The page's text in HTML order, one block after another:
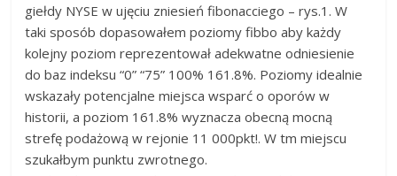
giełdy NYSE w ujęciu zniesień fibonacciego – rys.1. W
taki sposób dopasowałem poziomy fibbo aby każdy
kolejny poziom reprezentował adekwatne odniesienie
do baz indeksu “0” “75” 100% 161.8%. Poziomy idealnie
wskazały potencjalne miejsca wsparć o oporów w
historii, a poziom 161.8% wyznacza obecną mocną
strefę podażową w rejonie 11 000pkt!. W tm miejscu
szukałbym punktu zwrotnego.